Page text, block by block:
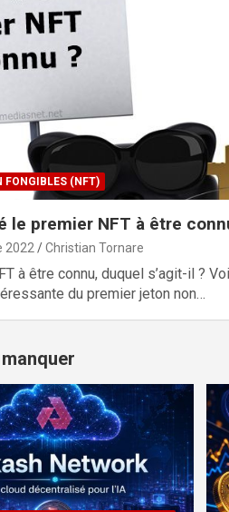
FONGIBLES (NFT)
le premier NFT à être
2022 Christian Tornare
à être connu, duquel s’agit-il ?
du premier jeton non…